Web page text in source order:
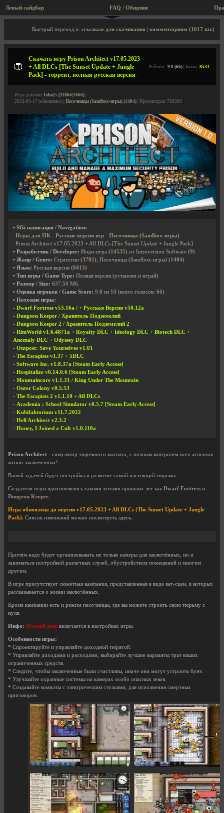
Левый сайдбар FAQ / Общение
Описание игры, торрент, скриншоты, видео
Быстрый переход к: ссылкам для скачивания комментариям (1017 шт.)
Скачать игру Prison Architect v17.05.2023
+ All DLCs [The Sunset Update + Jungle
Pack] - торрент, полная русская версия
Рейтинг: 9.8 (66) | Баллы: 8533
Игру добавил John2s [11866|1666]
2023-05-17 (обновлено) | Песочницы (Sandbox-игры) (1404) | Просмотров: 789999
• SGi навигация / Navigation:
Игры для ПК
Русские версии игр
Песочницы (Sandbox-игры)
Prison Architect v17.05.2023 + All DLCs [The Sunset Update + Jungle Pack]
• Разработчик / Developer: Инди-игра (14535) от Introversion Software (9)
• Жанр / Genre: Стратегии (3781); Песочницы (Sandbox-игры) (1404)
• Язык: Русская версия (8413)
• Тип игры / Game Type: Полная версия (установи и играй)
• Размер / Size: 637.50 Мб.
• Оценка игроков / Game Score: 9.8 из 10 (всего голосов: 66)
• Похожие игры:
- Dwarf Fortress v53.16a / + Русская Версия v50.12a
- Dungeon Keeper / Хранитель Подземелий
- Dungeon Keeper 2 / Хранитель Подземелий 2
- RimWorld v1.6.4871a + Royalty DLC + Ideology DLC + Biotech DLC +
Anomaly DLC + Odyssey DLC
- Outpost: Save Yourselves v1.01
- The Escapists v1.37 + 5DLC
- Software Inc. v1.8.37a [Steam Early Access]
- Hospitalize v0.14.0.6 [Steam Early Access]
- Mountaincore v1.1.31 / King Under The Mountain
- Outer Colony v0.5.53
- The Escapists 2 v1.1.10 + All DLCs
- Academia : School Simulator v0.5.7 [Steam Early Access]
- Kubifaktorium v11.7.2022
- Hell Architect v2.3.2
- Honey, I Joined a Cult v1.0.110a
Prison Architect - симулятор тюремного магната, с полным контролем всех аспектов
жизни заключенных!
Вашей задачей будет постройка и развитие самой настоящей тюрьмы.
Создатели игры вдохновлялись такими хитами прошлых лет как Dwarf Fortress и
Dungeon Keeper.
Игра обновлена до версии v17.05.2023 + All DLCs (The Sunset Update + Jungle
Pack). Список изменений можно посмотреть здесь.
Причём надо будет организовывать не только камеры для заключённых, но и
заниматься постройкой различных служб, обустройством помещений и многим
другим.
В игре присутствует сюжетная кампания, представленная в виде кат-сцен, в которых
рассказывается о жизни заключённых.
Кроме кампании есть и режим песочницы, где вы можете строить свою тюрьму с
нуля.
Инфо: Русский языквключается в настройках игры.
Особенности игры:
* Спроектируйте и управляйте доходной тюрягой.
* Управляйте доходами и расходами, выбирайте лучшие варианты трат ваших
ограниченных средств.
* Следите, чтобы заключенные были счастливы, иначе они могут устроить бунт.
* Улучшайте охранные системы на камерах особо опасных зеков.
* Создавайте комнаты с электрическим стульями, для исполнения смертных
приговоров.